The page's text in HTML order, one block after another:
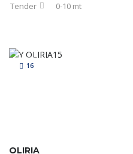
Tender 0-10 mt
16
OLIRIA